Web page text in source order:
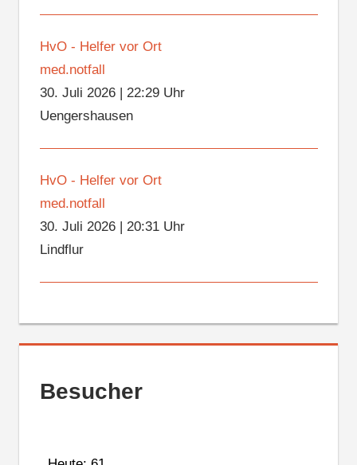
HvO - Helfer vor Ort
med.notfall
30. Juli 2026| 22:29 Uhr
Uengershausen
HvO - Helfer vor Ort
med.notfall
30. Juli 2026| 20:31 Uhr
Lindflur
Besucher